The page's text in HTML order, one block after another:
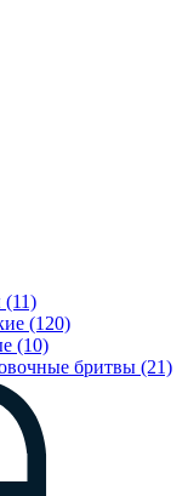
(120)
(10)
бритвы (21)